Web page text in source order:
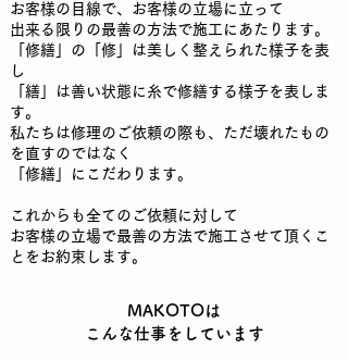
お客様の目線で、お客様の立場に立って
出来る限りの最善の方法で施工にあたります。
「修繕」の「修」は美しく整えられた様子を表
し
「繕」は善い状態に糸で修繕する様子を表しま
す。
私たちは修理のご依頼の際も、ただ壊れたもの
を直すのではなく
「修繕」にこだわります。
これからも全てのご依頼に対して
お客様の立場で最善の方法で施工させて頂くこ
とをお約束します。
こんな仕事をしています
MAKOTOは